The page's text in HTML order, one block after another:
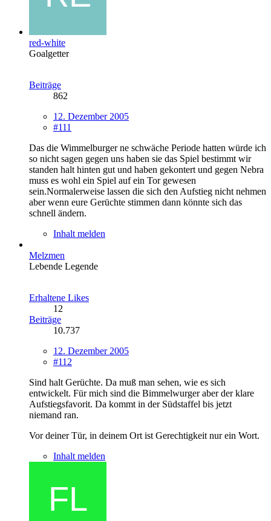
red-white
Goalgetter
Beiträge
862
12. Dezember 2005
#111
Das die Wimmelburger ne schwäche Periode hatten würde ich
so nicht sagen gegen uns haben sie das Spiel bestimmt wir
standen halt hinten gut und haben gekontert und gegen Nebra
muss es wohl ein Spiel auf ein Tor gewesen
sein.Normalerweise lassen die sich den Aufstieg nicht nehmen
aber wenn eure Gerüchte stimmen dann könnte sich das
schnell ändern.
Inhalt melden
Melzmen
Lebende Legende
Erhaltene Likes
12
Beiträge
10.737
12. Dezember 2005
#112
Sind halt Gerüchte. Da muß man sehen, wie es sich
entwickelt. Für mich sind die Bimmelwurger aber der klare
Aufstiegsfavorit. Da kommt in der Südstaffel bis jetzt
niemand ran.
Vor deiner Tür, in deinem Ort ist Gerechtigkeit nur ein Wort.
Inhalt melden